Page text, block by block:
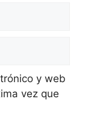
y web
vez que